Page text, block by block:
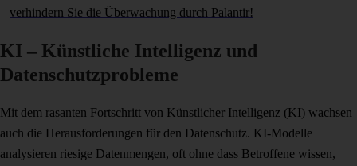
– verhindern Sie die Überwachung durch Palantir!
KI – Künstliche Intelligenz und
Datenschutzprobleme
Mit dem rasanten Fortschritt von Künstlicher Intelligenz (KI) wachsen
auch die Herausforderungen für den Datenschutz. KI-Modelle
analysieren riesige Datenmengen, oft ohne dass Betroffene wissen,